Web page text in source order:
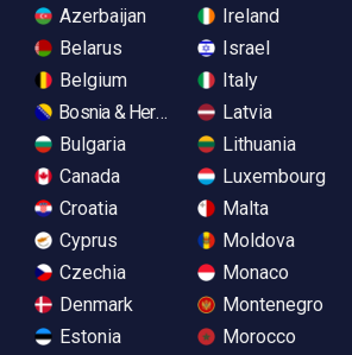
Azerbaijan
Belarus
Belgium
Bosnia & Herzegovina
Bulgaria
Canada
Croatia
Cyprus
Czechia
Denmark
Estonia
Ireland
Israel
Italy
Latvia
Lithuania
Luxembourg
Malta
Moldova
Monaco
Montenegro
Morocco